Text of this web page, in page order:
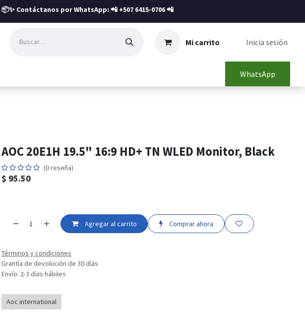
📦✨ Contáctanos por WhatsApp: 📲 +507 6415-0706📲
Mi carrito Inicia sesión
WhatsApp
AOC 20E1H 19.5" 16:9 HD+ TN WLED Monitor, Black
(0 reseña)
$ 95.50
Agregar al carrito Comprar ahora
Términos y condiciones
Grantía de devolución de 30 días
Envío: 2-3 días hábiles
Aoc international